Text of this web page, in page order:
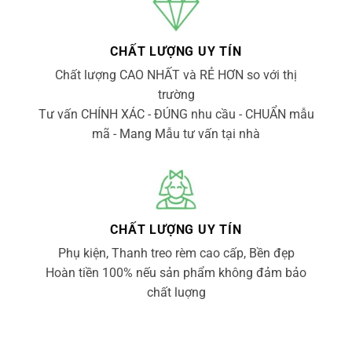
CHẤT LƯỢNG UY TÍN
Chất lượng CAO NHẤT và RẺ HƠN so với thị
trường
Tư vấn CHÍNH XÁC - ĐÚNG nhu cầu - CHUẨN mẫu
mã - Mang Mẫu tư vấn tại nhà
CHẤT LƯỢNG UY TÍN
Phụ kiện, Thanh treo rèm cao cấp, Bền đẹp
Hoàn tiền 100% nếu sản phẩm không đảm bảo
chất luợng